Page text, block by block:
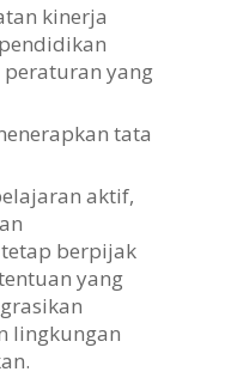
kinerja
yang
tata
aktif,
berpijak
yang
lingkungan